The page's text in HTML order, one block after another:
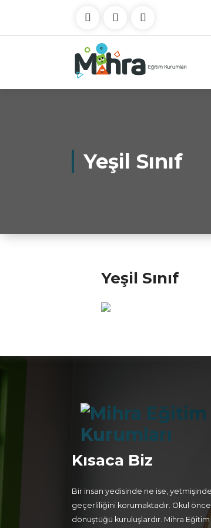
Yeşil Sınıf
Yeşil Sınıf
Kısaca Biz
Bir insan yedisinde ne ise,
geçerliliğini korumaktadır. Okul
dönüştüğü kuruluşlardır. Mihra